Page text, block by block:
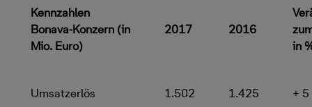
Kennzahlen
Bonava-Konzern (in
Mio. Euro)
2017 2016
in
Umsatzerlös 1.502 1.425 + 5